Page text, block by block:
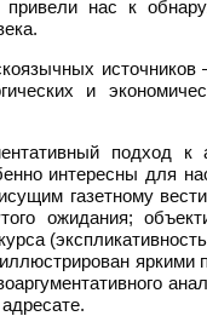
нас к
и
подход к
интересны для
газетному
ожидания;